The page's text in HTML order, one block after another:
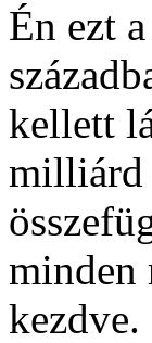
Én ezt
kellett
milliárd
minden
kezdve.